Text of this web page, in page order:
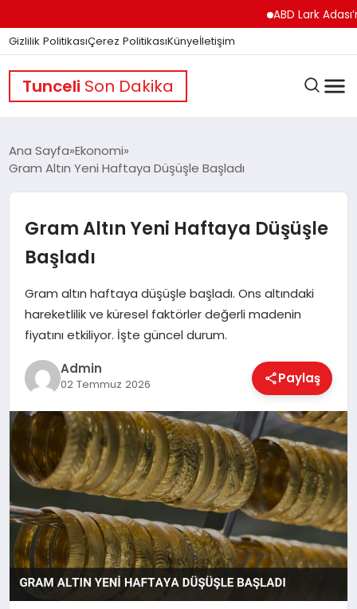
ABD Lark Adası’na
Gizlilik PolitikasıÇerez PolitikasıKünyeİletişim
Tunceli Son Dakika
GÜNDEM
DÜNYA
EĞITIM
EKONOMI
MAGAZIN
SAĞLIK
SPOR
TEKNOLOJI
Ana Sayfa Ekonomi
Gram Altın Yeni Haftaya Düşüşle Başladı
Gram Altın Yeni Haftaya Düşüşle
Başladı
Gram altın haftaya düşüşle başladı. Ons altındaki
hareketlilik ve küresel faktörler değerli madenin
fiyatını etkiliyor. İşte güncel durum.
Admin
02 Temmuz 2026 Paylaş